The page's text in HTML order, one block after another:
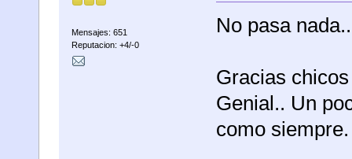
Mensajes: 651
Reputacion: +4/-0
No pasa
Gracias
Genial.. Un
como siempre.